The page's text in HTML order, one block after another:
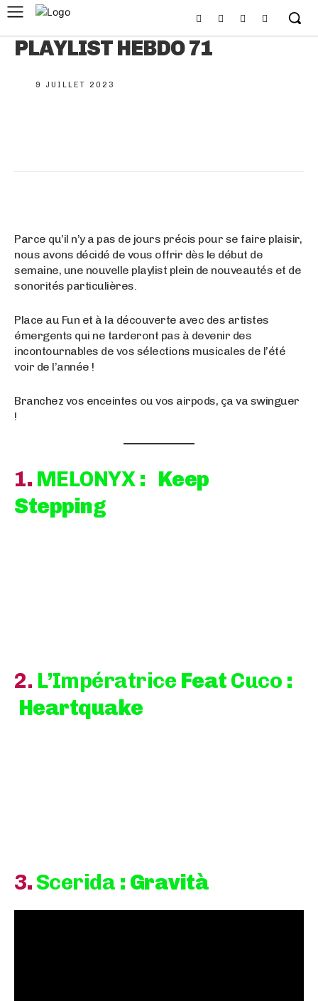
PLAYLIST HEBDO 71
9 JUILLET 2023
Parce qu’il n’y a pas de jours précis pour se faire plaisir,
nous avons décidé de vous offrir dès le début de
semaine, une nouvelle playlist plein de nouveautés et de
sonorités particulières.
Place au Fun et à la découverte avec des artistes
émergents qui ne tarderont pas à devenir des
incontournables de vos sélections musicales de l’été
voir de l’année !
Branchez vos enceintes ou vos airpods, ça va swinguer
!
1. MELONYX: Keep
Stepping
2. L’Impératrice FeatCuco :
Heartquake
3.Scerida : Gravità